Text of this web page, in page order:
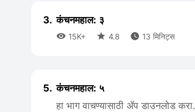
3. कंचनमहाल: ३
 15K+  4.8  13 मिनिट्स
5. कंचनमहाल: ५
हा भाग वाचण्यासाठी ॲप डाउनलोड करा.